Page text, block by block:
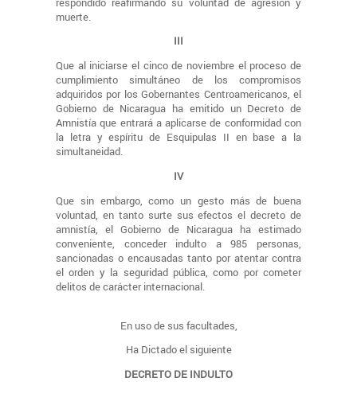
muerte.
III
Que al iniciarse el cinco de noviembre el proceso de
cumplimiento simultáneo de los compromisos
adquiridos por los Gobernantes Centroamericanos, el
Gobierno de Nicaragua ha emitido un Decreto de
Amnistía que entrará a aplicarse de conformidad con
la letra y espíritu de Esquipulas II en base a la
simultaneidad.
IV
Que sin embargo, como un gesto más de buena
voluntad, en tanto surte sus efectos el decreto de
amnistía, el Gobierno de Nicaragua ha estimado
conveniente, conceder indulto a 985 personas,
sancionadas o encausadas tanto por atentar contra
el orden y la seguridad pública, como por cometer
delitos de carácter internacional.
En uso de sus facultades,
Ha Dictado el siguiente
DECRETO DE INDULTO